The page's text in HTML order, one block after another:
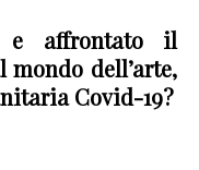
e affrontato il
dell’arte,
Covid-19?